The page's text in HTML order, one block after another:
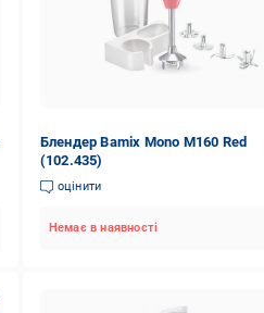
Блендер Bamix Mono M160 Red
(102.435)
оцінити
Немає в наявності